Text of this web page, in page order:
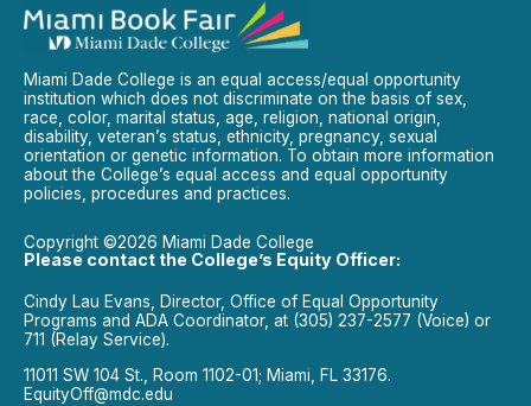
Miami Dade College is an equal access/equal opportunity
institution which does not discriminate on the basis of sex,
race, color, marital status, age, religion, national origin,
disability, veteran’s status, ethnicity, pregnancy, sexual
orientation or genetic information. To obtain more information
about the College’s equal access and equal opportunity
policies, procedures and practices.
Copyright ©2026 Miami Dade College
Please contact the College’s Equity Officer:
Cindy Lau Evans, Director, Office of Equal Opportunity
Programs and ADA Coordinator, at (305) 237-2577 (Voice) or
711 (Relay Service).
11011 SW 104 St., Room 1102-01; Miami, FL 33176.
EquityOff@mdc.edu